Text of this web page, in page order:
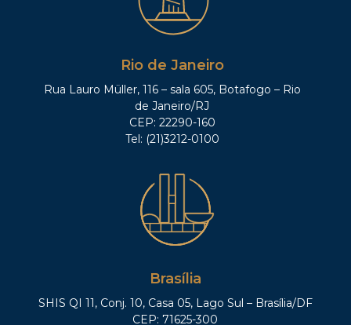
Rio de Janeiro
Rua Lauro Müller, 116 – sala 605, Botafogo – Rio
de Janeiro/RJ
CEP: 22290-160
Tel: (21)3212-0100
Brasília
SHIS QI 11, Conj. 10, Casa 05, Lago Sul – Brasília/DF
CEP: 71625-300